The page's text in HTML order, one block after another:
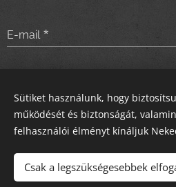
E-mail
Sütiket használunk, hogy
működését és biztonságát,
felhasználói élményt kínáljuk
Csak a legszükségesebbek